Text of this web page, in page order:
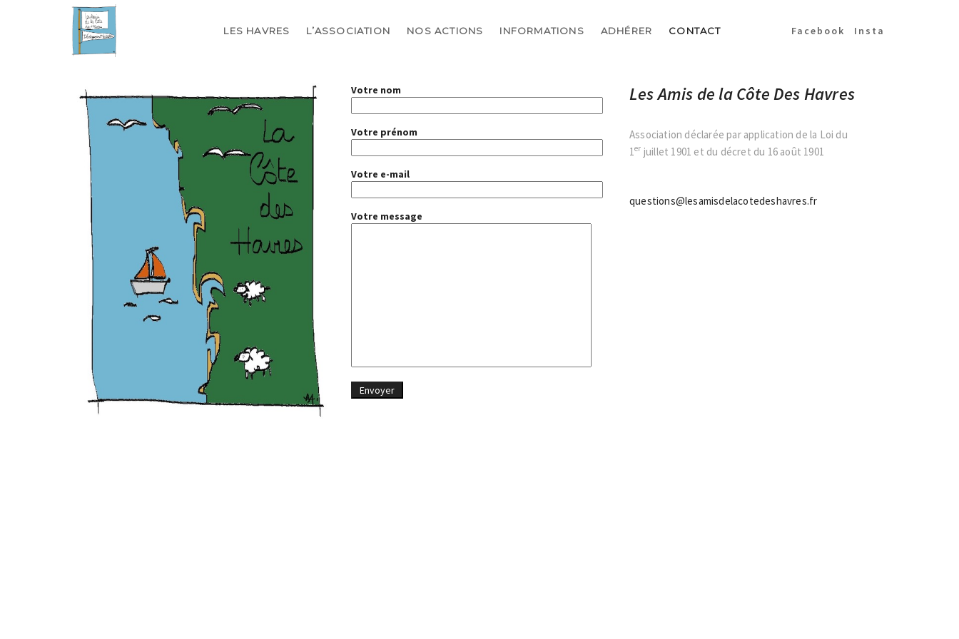
LES HAVRES L’ASSOCIATION NOS ACTIONS INFORMATIONS ADHÉRER CONTACT Facebook Insta
Votre nom
Votre prénom
Votre e-mail
Votre message
Les Amis de la Côte Des Havres
Association déclarée par application de la Loi du
1er juillet 1901 et du décret du 16 août 1901
questions@lesamisdelacotedeshavres.fr